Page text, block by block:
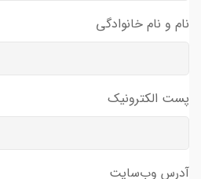
نام و نام خانوادگی
پست الکترونیک
آدرس وب‌سایت